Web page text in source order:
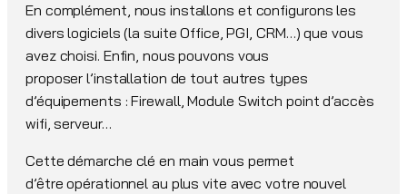
En complément, nous installons et configurons les
divers logiciels (la suite Office, PGI, CRM…) que vous
avez choisi. Enfin, nous pouvons vous
proposer l’installation de tout autres types
d’équipements : Firewall, Module Switch point d’accès
wifi, serveur…
Cette démarche clé en main vous permet
d’être opérationnel au plus vite avec votre nouvel